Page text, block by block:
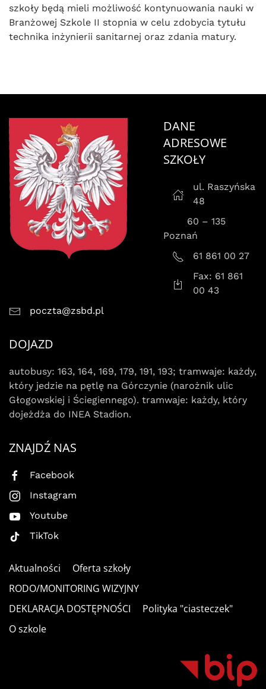
szkoły będą mieli możliwość kontynuowania nauki w
Branżowej Szkole II stopnia w celu zdobycia tytułu
technika inżynierii sanitarnej oraz zdania matury.
DANE
ADRESOWE
SZKOŁY
ul. Raszyńska
48
60 – 135
Poznań
61 861 00 27
Fax: 61 861
00 43
poczta@zsbd.pl
DOJAZD
autobusy: 163, 164, 169, 179, 191, 193; tramwaje: każdy,
który jedzie na pętlę na Górczynie (narożnik ulic
Głogowskiej i Ściegiennego). tramwaje: każdy, który
dojeżdża do INEA Stadion.
ZNAJDŹ NAS
Facebook
Instagram
Youtube
TikTok
Aktualności
Oferta szkoły
RODO/MONITORING WIZYJNY
DEKLARACJA DOSTĘPNOŚCI
Polityka "ciasteczek"
O szkole